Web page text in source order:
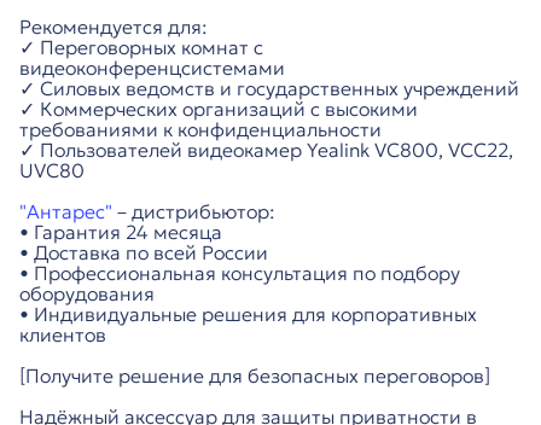
Рекомендуется для:
✓ Переговорных комнат с
видеоконференцсистемами
✓ Силовых ведомств и государственных учреждений
✓ Коммерческих организаций с высокими
требованиями к конфиденциальности
✓ Пользователей видеокамер Yealink VC800, VCC22,
UVC80
"Антарес" – дистрибьютор:
• Гарантия 24 месяца
• Доставка по всей России
• Профессиональная консультация по подбору
оборудования
• Индивидуальные решения для корпоративных
клиентов
[Получите решение для безопасных переговоров]
Надёжный аксессуар для защиты приватности в